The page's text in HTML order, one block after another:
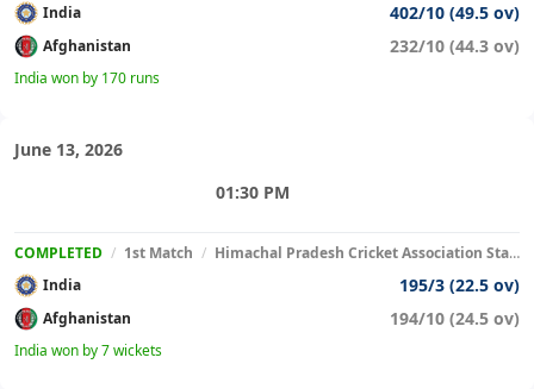
India
402/10 (49.5 ov)
Afghanistan 232/10 (44.3 ov)
India won by 170 runs
June 13, 2026
01:30 PM
COMPLETED / 1st Match / Himachal Pradesh Cricket Association Stadium
India
195/3 (22.5 ov)
Afghanistan 194/10 (24.5 ov)
India won by 7 wickets